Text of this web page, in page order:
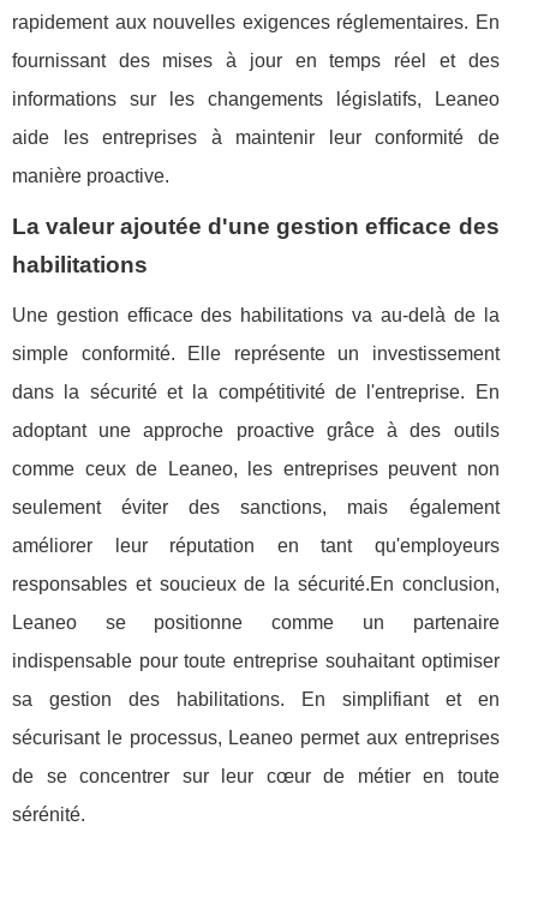
rapidement aux nouvelles exigences réglementaires. En
fournissant des mises à jour en temps réel et des
informations sur les changements législatifs, Leaneo
aide les entreprises à maintenir leur conformité de
manière proactive.
La valeur ajoutée d'une gestion efficace des
habilitations
Une gestion efficace des habilitations va au-delà de la
simple conformité. Elle représente un investissement
dans la sécurité et la compétitivité de l'entreprise. En
adoptant une approche proactive grâce à des outils
comme ceux de Leaneo, les entreprises peuvent non
seulement éviter des sanctions, mais également
améliorer leur réputation en tant qu'employeurs
responsables et soucieux de la sécurité.En conclusion,
Leaneo se positionne comme un partenaire
indispensable pour toute entreprise souhaitant optimiser
sa gestion des habilitations. En simplifiant et en
sécurisant le processus, Leaneo permet aux entreprises
de se concentrer sur leur cœur de métier en toute
sérénité.